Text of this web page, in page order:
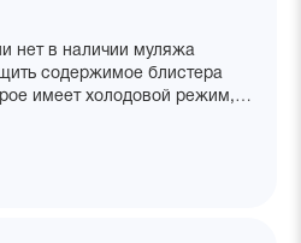
нет в наличии муляжа
содержимое блистера
имеет холодовой режим,